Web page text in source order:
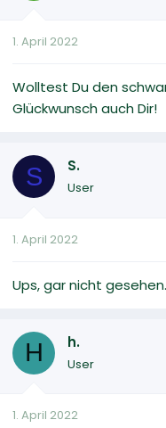
1. April 2022
Wolltest Du den
Glückwunsch auch Dir!
S S.
User
1. April 2022
Ups, gar nicht
H h.
User
1. April 2022